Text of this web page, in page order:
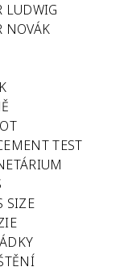
LUDWIG
NOVÁK
TEST
SIZE